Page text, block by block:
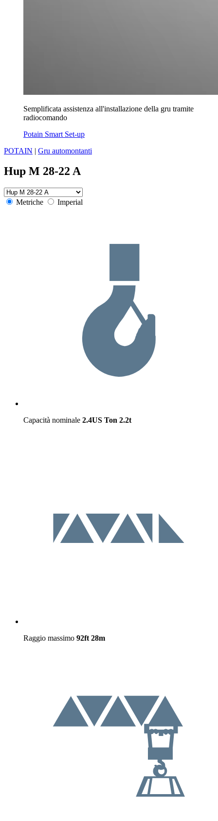
Semplificata assistenza all'installazione della gru tramite
radiocomando
Potain Smart Set-up
POTAIN | Gru automontanti
Hup M 28-22 A
Metriche Imperial
Capacità nominale 2.4US Ton 2.2t
Raggio massimo 92ft 28m